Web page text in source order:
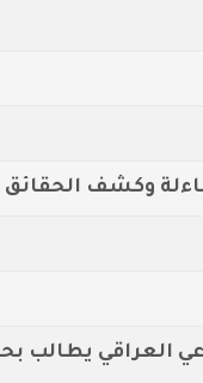
وكشف الحقائق
العراقي يطالب